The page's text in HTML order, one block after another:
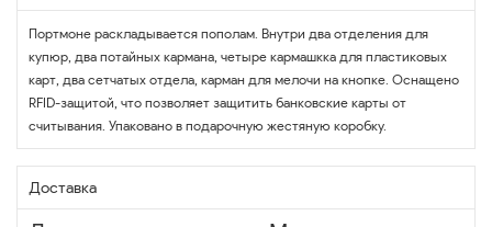
Портмоне раскладывается пополам. Внутри два отделения для
купюр, два потайных кармана, четыре кармашкка для пластиковых
карт, два сетчатых отдела, карман для мелочи на кнопке. Оснащено
RFID-защитой, что позволяет защитить банковские карты от
считывания. Упаковано в подарочную жестяную коробку.
Доставка